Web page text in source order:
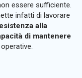
essere sufficiente.
infatti di lavorare
alla
di mantenere